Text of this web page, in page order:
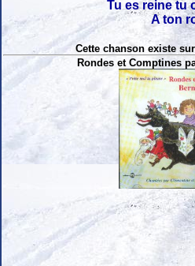
Tu es reine tu
A ton
Cette chanson existe
Rondes et Comptines